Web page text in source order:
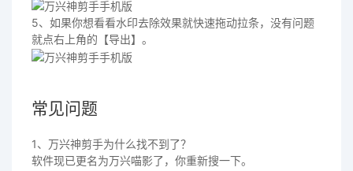
5、如果你想看看水印去除效果就快速拖动拉条，没有问题
就点右上角的【导出】。
常见问题
1、万兴神剪手为什么找不到了？
软件现已更名为万兴喵影了，你重新搜一下。